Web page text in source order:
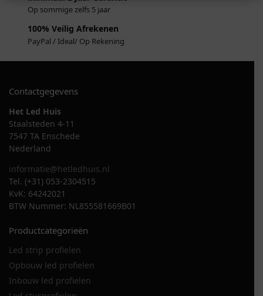
Op sommige zelfs 5 jaar
100% Veilig Afrekenen
PayPal / Ideal/ Op Rekening
Contactgegevens
Het Led Huis
Staalsteden 4-11
7547 TA Enschede
Nederland
informatie@hetledhuis.nl
Tel. (+31) 053-2304515
KvK: 64242021
BTW Nummer: NL855581669B01
Productcategorieën
Led strip profielen
Opbouw led profielen
Inbouw led profielen